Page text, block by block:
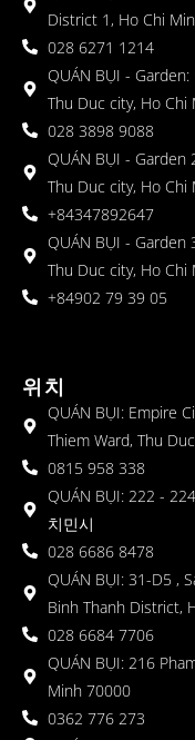
District 1, Ho Chi
028 6271 1214
QUÁN BỤI -
Thu Duc city, Ho Chi
028 3898 9088
QUÁN BỤI - Garden
Thu Duc city, Ho Chi
+84347892647
QUÁN BỤI - Garden
Thu Duc city, Ho Chi
+84902 79 39 05
위치
QUÁN BỤI: Empire
Thiem Ward, Thu
0815 958 338
QUÁN BỤI: 222 -
치민시
028 6686 8478
QUÁN BỤI: 31-D5 ,
Binh Thanh District,
028 6684 7706
QUÁN BỤI: 216
Minh 70000
0362 776 273